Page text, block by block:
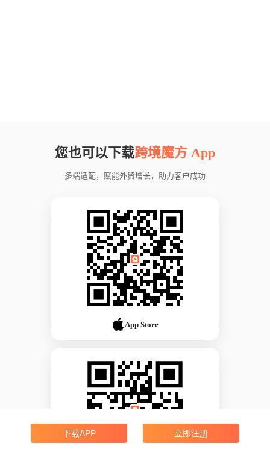
您也可以下载跨境魔方 App
多端适配，赋能外贸增长，助力客户成功
App Store
下载APP 立即注册